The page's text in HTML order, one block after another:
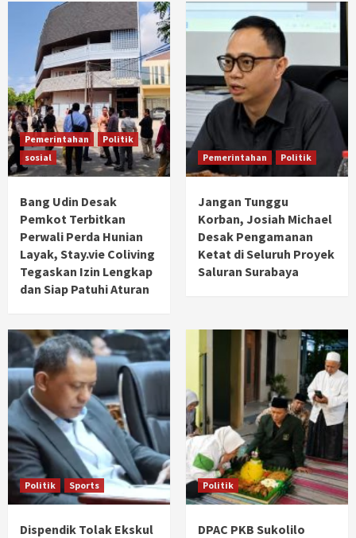
Pemerintahan
Politik
sosial
Bang Udin Desak
Pemkot Terbitkan
Perwali Perda Hunian
Layak, Stay.vie Coliving
Tegaskan Izin Lengkap
dan Siap Patuhi Aturan
Pemerintahan Politik
Jangan Tunggu
Korban, Josiah Michael
Desak Pengamanan
Ketat di Seluruh Proyek
Saluran Surabaya
Politik Sports
Dispendik Tolak Ekskul
Politik
DPAC PKB Sukolilo